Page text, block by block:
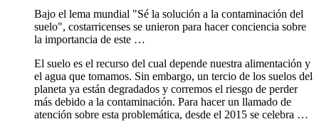
Bajo el lema mundial "Sé la solución a la contaminación del
suelo", costarricenses se unieron para hacer conciencia sobre
la importancia de este …
El suelo es el recurso del cual depende nuestra alimentación y
el agua que tomamos. Sin embargo, un tercio de los suelos del
planeta ya están degradados y corremos el riesgo de perder
más debido a la contaminación. Para hacer un llamado de
atención sobre esta problemática, desde el 2015 se celebra …